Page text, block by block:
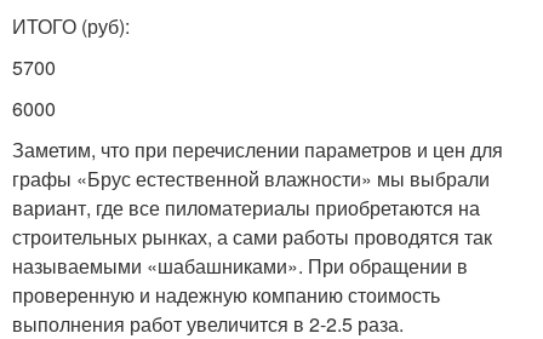
ИТОГО (руб):
5700
6000
Заметим, что при перечислении параметров и цен для
графы «Брус естественной влажности» мы выбрали
вариант, где все пиломатериалы приобретаются на
строительных рынках, а сами работы проводятся так
называемыми «шабашниками». При обращении в
проверенную и надежную компанию стоимость
выполнения работ увеличится в 2-2.5 раза.